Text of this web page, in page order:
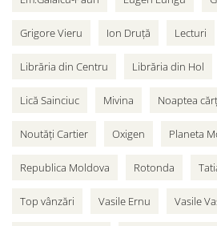
Grigore Vieru Ion Druță Lecturi
Librăria din Centru Librăria din Hol
Lică Sainciuc Mivina Noaptea
Noutăți Cartier Oxigen Planeta
Republica Moldova Rotonda
Top vânzări Vasile Ernu Vasile